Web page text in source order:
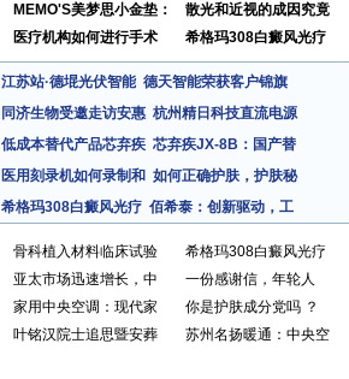
MEMO'S美梦思小金垫：
散光和近视的成因究竟
医疗机构如何进行手术
希格玛308白癜风光疗
江苏站·德堒光伏智能 德天智能荣获客户锦旗
同济生物受邀走访安惠 杭州精日科技直流电源
低成本替代产品芯弃疾 芯弃疾JX-8B：国产替
医用刻录机如何录制和 如何正确护肤，护肤秘
希格玛308白癜风光疗 佰希泰：创新驱动，工
骨科植入材料临床试验
希格玛308白癜风光疗
亚太市场迅速增长，中
一份感谢信，年轮人
家用中央空调：现代家
你是护肤成分党吗 ？
叶铭汉院士追思暨安葬
苏州名扬暖通：中央空